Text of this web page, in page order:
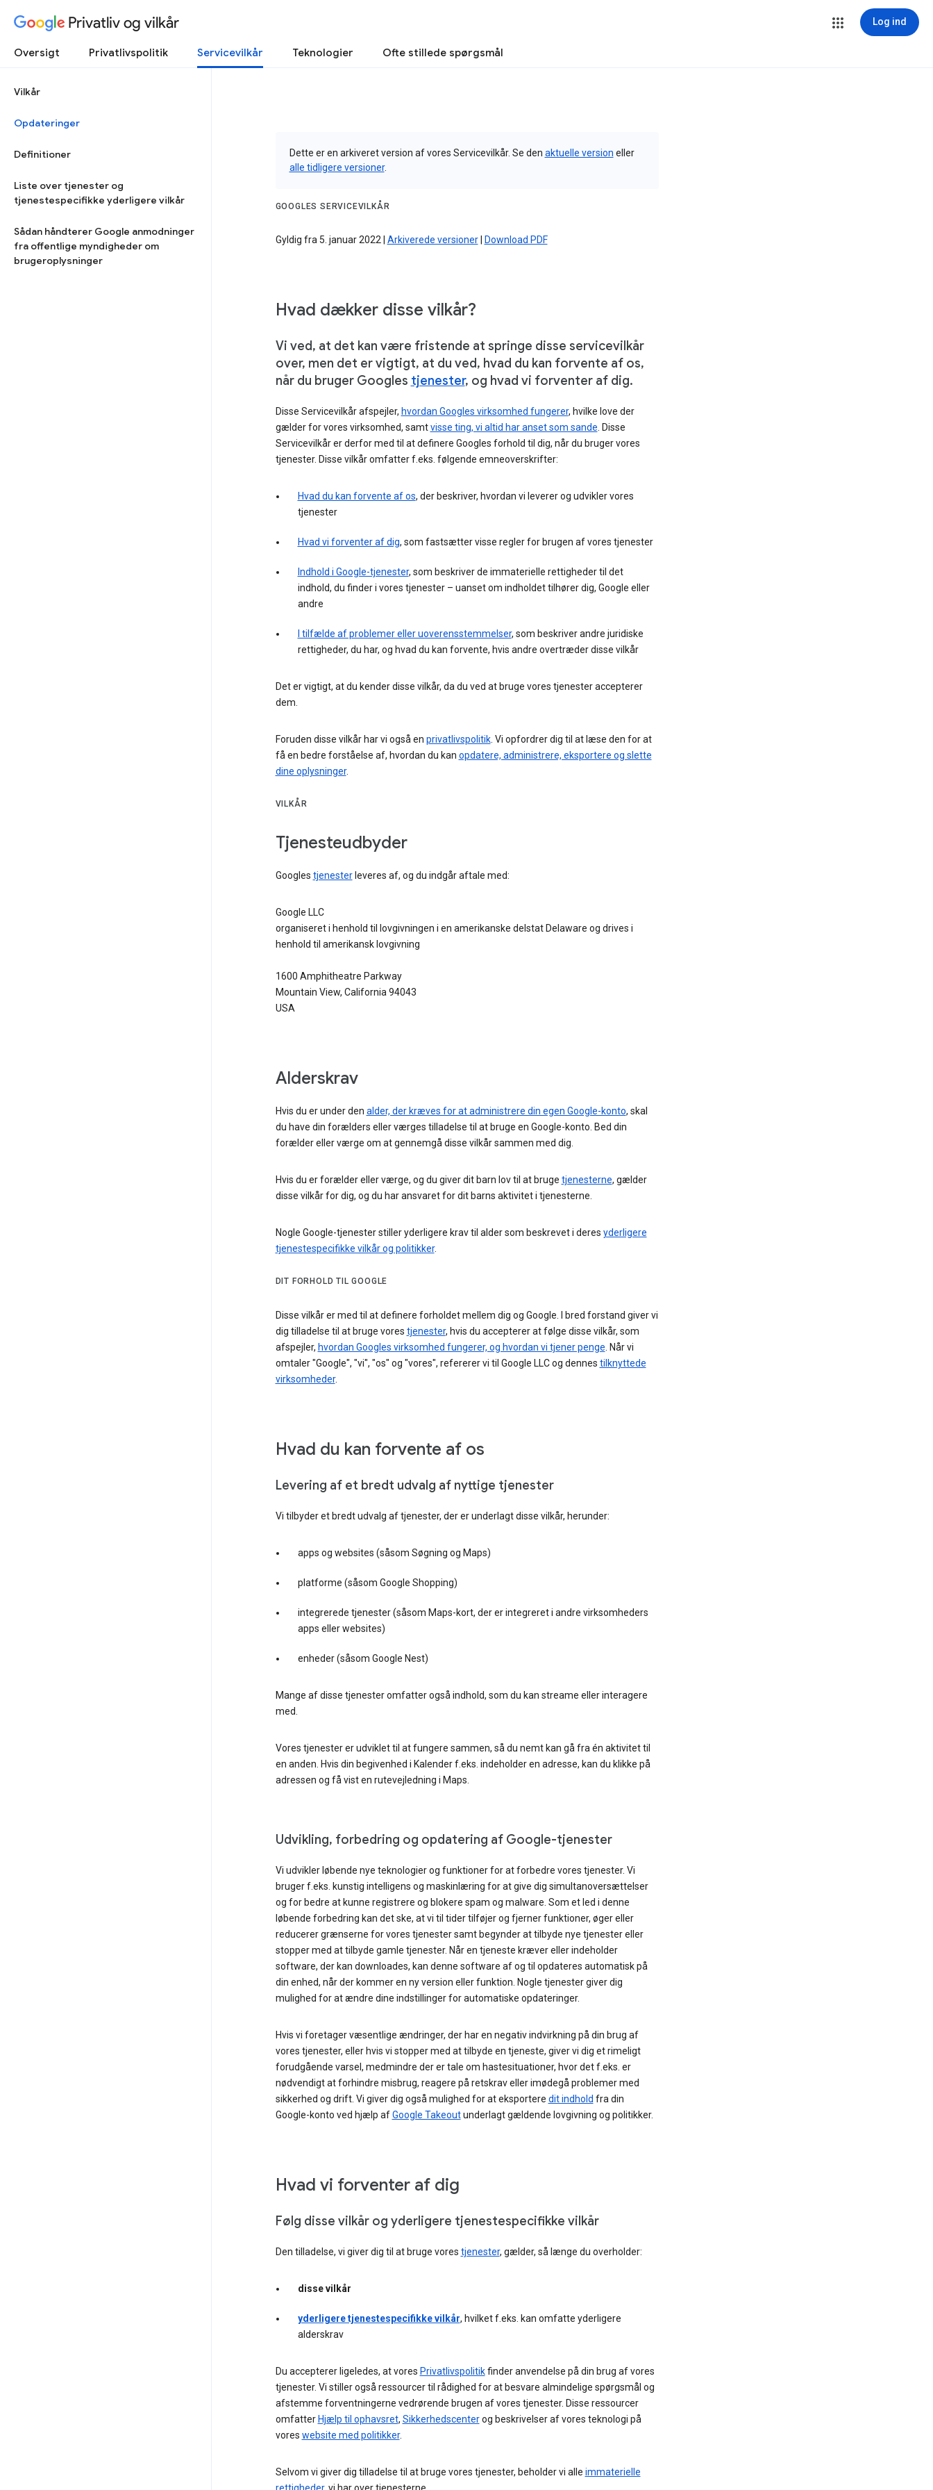
Privatliv og vilkår Log ind
Oversigt Privatlivspolitik Servicevilkår Teknologier Ofte stillede spørgsmål
Vilkår
Opdateringer
Definitioner
Liste over tjenester og
tjenestespecifikke yderligere vilkår
Sådan håndterer Google anmodninger
fra offentlige myndigheder om
brugeroplysninger
Dette er en arkiveret version af vores Servicevilkår. Se den aktuelle version eller
alle tidligere versioner.
GOOGLES SERVICEVILKÅR
Gyldig fra 5. januar 2022 | Arkiverede versioner| Download PDF
Hvad dækker disse vilkår?
Vi ved, at det kan være fristende at springe disse servicevilkår
over, men det er vigtigt, at du ved, hvad du kan forvente af os,
når du bruger Googles tjenester, og hvad vi forventer af dig.
Disse Servicevilkår afspejler, hvordan Googles virksomhed fungerer, hvilke love der
gælder for vores virksomhed, samtvisse ting, vi altid har anset som sande. Disse
Servicevilkår er derfor med til at definere Googles forhold til dig, når du bruger vores
tjenester. Disse vilkår omfatter f.eks. følgende emneoverskrifter:
Hvad du kan forvente af os, der beskriver, hvordan vi leverer og udvikler vores
tjenester
Hvad vi forventer af dig, som fastsætter visse regler for brugen af vores tjenester
Indhold i Google-tjenester, som beskriver de immaterielle rettigheder til det
indhold, du finder i vores tjenester – uanset om indholdet tilhører dig, Google eller
andre
I tilfælde af problemer eller uoverensstemmelser, som beskriver andre juridiske
rettigheder, du har, og hvad du kan forvente, hvis andre overtræder disse vilkår
Det er vigtigt, at du kender disse vilkår, da du ved at bruge vores tjenester accepterer
dem.
Foruden disse vilkår har vi også en privatlivspolitik. Vi opfordrer dig til at læse den for at
få en bedre forståelse af, hvordan du kan opdatere, administrere, eksportere og slette
dine oplysninger.
VILKÅR
Tjenesteudbyder
Googles tjenesterleveres af, og du indgår aftale med:
Google LLC
organiseret i henhold til lovgivningen i en amerikanske delstat Delaware og drives i
henhold til amerikansk lovgivning
1600 Amphitheatre Parkway
Mountain View, California 94043
USA
Alderskrav
Hvis du er under den alder, der kræves for at administrere din egen Google-konto, skal
du have din forælders eller værges tilladelse til at bruge en Google-konto. Bed din
forælder eller værge om at gennemgå disse vilkår sammen med dig.
Hvis du er forælder eller værge, og du giver dit barn lov til at bruge tjenesterne, gælder
disse vilkår for dig, og du har ansvaret for dit barns aktivitet i tjenesterne.
Nogle Google-tjenester stiller yderligere krav til alder som beskrevet i deres yderligere
tjenestespecifikke vilkår og politikker.
DIT FORHOLD TIL GOOGLE
Disse vilkår er med til at definere forholdet mellem dig og Google. I bred forstand giver vi
dig tilladelse til at bruge vores tjenester, hvis du accepterer at følge disse vilkår, som
afspejler, hvordan Googles virksomhed fungerer, og hvordan vi tjener penge . Når vi
omtaler "Google", "vi", "os" og "vores", refererer vi til Google LLC og dennes tilknyttede
virksomheder.
Hvad du kan forvente af os
Levering af et bredt udvalg af nyttige tjenester
Vi tilbyder et bredt udvalg af tjenester, der er underlagt disse vilkår, herunder:
apps og websites (såsom Søgning og Maps)
platforme (såsom Google Shopping)
integrerede tjenester (såsom Maps-kort, der er integreret i andre virksomheders
apps eller websites)
enheder (såsom Google Nest)
Mange af disse tjenester omfatter også indhold, som du kan streame eller interagere
med.
Vores tjenester er udviklet til at fungere sammen, så du nemt kan gå fra én aktivitet til
en anden. Hvis din begivenhed i Kalender f.eks. indeholder en adresse, kan du klikke på
adressen og få vist en rutevejledning i Maps.
Udvikling, forbedring og opdatering af Google-tjenester
Vi udvikler løbende nye teknologier og funktioner for at forbedre vores tjenester. Vi
bruger f.eks. kunstig intelligens og maskinlæring for at give dig simultanoversættelser
og for bedre at kunne registrere og blokere spam og malware. Som et led i denne
løbende forbedring kan det ske, at vi til tider tilføjer og fjerner funktioner, øger eller
reducerer grænserne for vores tjenester samt begynder at tilbyde nye tjenester eller
stopper med at tilbyde gamle tjenester. Når en tjeneste kræver eller indeholder
software, der kan downloades, kan denne software af og til opdateres automatisk på
din enhed, når der kommer en ny version eller funktion. Nogle tjenester giver dig
mulighed for at ændre dine indstillinger for automatiske opdateringer.
Hvis vi foretager væsentlige ændringer, der har en negativ indvirkning på din brug af
vores tjenester, eller hvis vi stopper med at tilbyde en tjeneste, giver vi dig et rimeligt
forudgående varsel, medmindre der er tale om hastesituationer, hvor det f.eks. er
nødvendigt at forhindre misbrug, reagere på retskrav eller imødegå problemer med
sikkerhed og drift. Vi giver dig også mulighed for at eksportere dit indhold fra din
Google-konto ved hjælp afGoogle Takeoutunderlagt gældende lovgivning og politikker.
Hvad vi forventer af dig
Følg disse vilkår og yderligere tjenestespecifikke vilkår
Den tilladelse, vi giver dig til at bruge vores tjenester, gælder, så længe du overholder:
disse vilkår
yderligere tjenestespecifikke vilkår, hvilket f.eks. kan omfatte yderligere
alderskrav
Du accepterer ligeledes, at vores Privatlivspolitikfinder anvendelse på din brug af vores
tjenester. Vi stiller også ressourcer til rådighed for at besvare almindelige spørgsmål og
afstemme forventningerne vedrørende brugen af vores tjenester. Disse ressourcer
omfatter Hjælp til ophavsret, Sikkerhedscenterog beskrivelser af vores teknologi på
vores website med politikker.
Selvom vi giver dig tilladelse til at bruge vores tjenester, beholder vi alle immaterielle
rettigheder, vi har over tjenesterne.